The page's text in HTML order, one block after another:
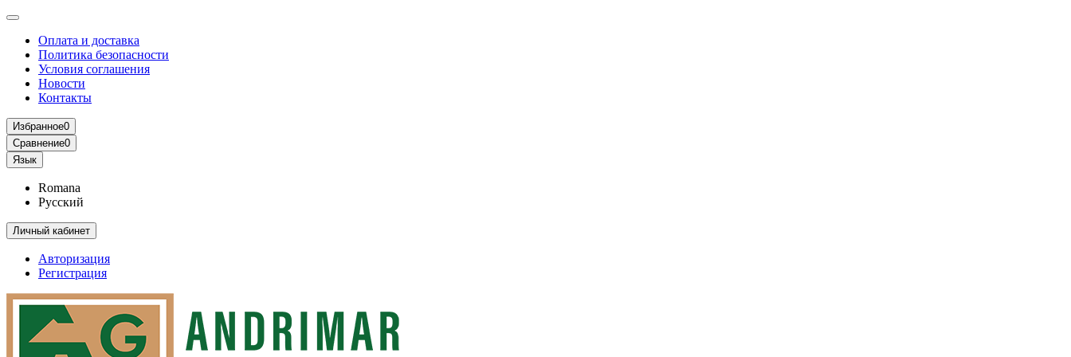
Оплата и доставка
Политика безопасности
Условия соглашения
Новости
Контакты
Избранное0
Сравнение0
Язык
Romana
Русский
Личный кабинет
Авторизация
Регистрация